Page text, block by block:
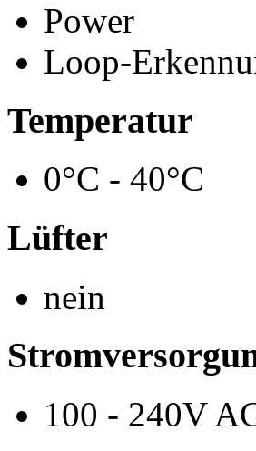
Power
Loop-
Temperatur
0°C - 40°C
Lüfter
nein
100 - 240V